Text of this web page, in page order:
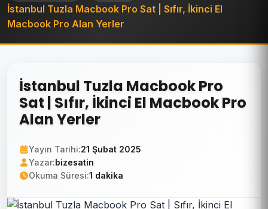
İstanbul Tuzla Macbook Pro Sat | Sıfır, İkinci El
Macbook Pro Alan Yerler
İstanbul Tuzla Macbook Pro
Sat | Sıfır, İkinci El Macbook Pro
Alan Yerler
Yayın Tarihi:21 Şubat 2025
Yazar:bizesatin
Okuma Süresi:1 dakika